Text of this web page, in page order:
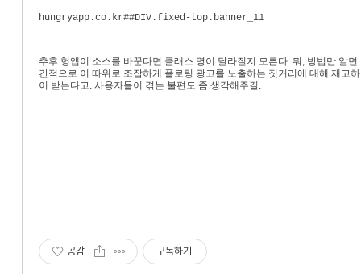
hungryapp.co.kr##DIV.fixed-top.banner_11
추후 헝앱이 소스를 바꾼다면 클래스 명이 달라질지 모른다. 뭐, 방법만 알
간적으로 이 따위로 조잡하게 플로팅 광고를 노출하는 짓거리에 대해 재고
이 받는다고. 사용자들이 겪는 불편도 좀 생각해주길.
공감 구독하기